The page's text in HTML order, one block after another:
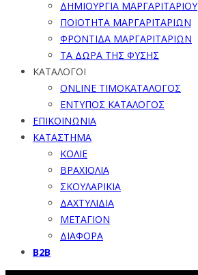
ΔΗΜΙΟΥΡΓΙΑ ΜΑΡΓΑΡΙΤΑΡΙΟΥ
ΠΟΙΟΤΗΤΑ ΜΑΡΓΑΡΙΤΑΡΙΩΝ
ΦΡΟΝΤΙΔΑ ΜΑΡΓΑΡΙΤΑΡΙΩΝ
ΤΑ ΔΩΡΑ ΤΗΣ ΦΥΣΗΣ
ΚΑΤΑΛΟΓΟΙ
ONLINE ΤΙΜΟΚΑΤΑΛΟΓΟΣ
ΕΝΤΥΠΟΣ ΚΑΤΑΛΟΓΟΣ
ΕΠΙΚΟΙΝΩΝΙΑ
ΚΑΤΑΣΤΗΜΑ
ΚΟΛΙΕ
ΒΡΑΧΙΟΛΙΑ
ΣΚΟΥΛΑΡΙΚΙΑ
ΔΑΧΤΥΛΙΔΙΑ
ΜΕΤΑΓΙΟΝ
ΔΙΑΦΟΡΑ
B2B